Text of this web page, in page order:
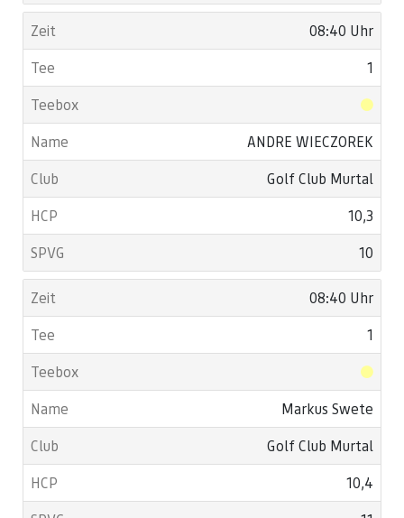
08:40 Uhr
1
ANDRE WIECZOREK
Golf Club Murtal
10,3
10
08:40 Uhr
1
Markus Swete
Golf Club Murtal
10,4